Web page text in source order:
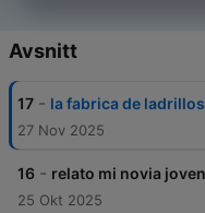
Avsnitt
17 - la fabrica de ladrillos
27 Nov 2025
16 - relato mi novia joven
25 Okt 2025